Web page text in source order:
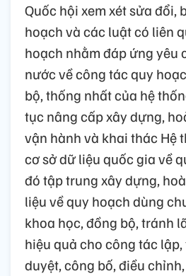
Quốc hội xem xét sửa đổi,
hoạch và các luật có liên
hoạch nhằm đáp ứng yêu
nước về công tác quy
bộ, thống nhất của hệ
tục nâng cấp xây dựng,
vận hành và khai thác Hệ
cơ sở dữ liệu quốc gia về
đó tập trung xây dựng,
liệu về quy hoạch dùng
khoa học, đồng bộ, tránh
hiệu quả cho công tác
duyệt, công bố, điều